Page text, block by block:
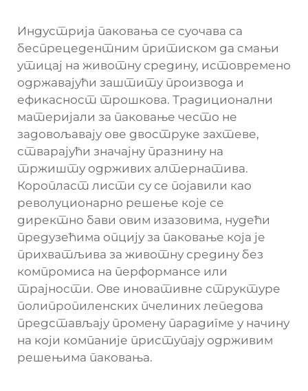
Индустрија паковања се суочава са
беспрецедентним притиском да смањи
утицај на животну средину, истовремено
одржавајући заштиту производа и
ефикасност трошкова. Традиционални
материјали за паковање често не
задовољавају ове двоструке захтеве,
стварајући значајну празнину на
тржишту одрживих алтернатива.
Коропласт листи су се појавили као
револуционарно решење које се
директно бави овим изазовима, нудећи
предузећима опцију за паковање која је
прихватљива за животну средину без
компромиса на перформансе или
трајности. Ове иновативне структуре
полипропиленских пчелиних лепедова
представљају промену парадигме у начину
на који компаније приступају одрживим
решењима паковања.